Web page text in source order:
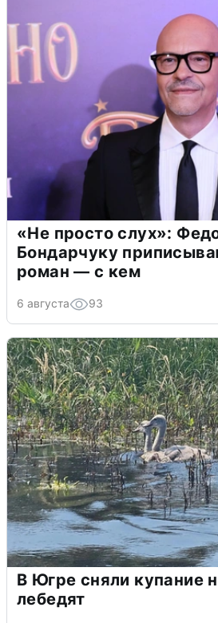
«Не просто слух»:
Бондарчуку
роман — с кем
6 августа 93
В Югре сняли купание
лебедят